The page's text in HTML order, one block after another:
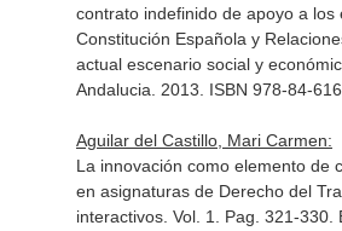
contrato indefinido de apoyo a los
Constitución Española y
actual escenario social y
Andalucia. 2013. ISBN 978-84-
Aguilar del Castillo, Mari Carmen:
La innovación como elemento de
en asignaturas de Derecho del
interactivos. Vol. 1. Pag. 321-330.